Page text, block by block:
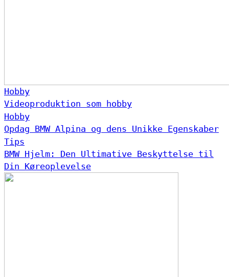
Hobby
Videoproduktion som hobby
Hobby
Opdag BMW Alpina og dens Unikke Egenskaber
Tips
BMW Hjelm: Den Ultimative Beskyttelse til
Din Køreoplevelse